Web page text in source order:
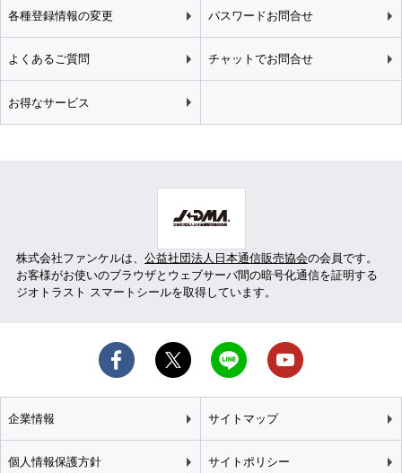
各種登録情報の変更 パスワードお問合せ
よくあるご質問 チャットでお問合せ
お得なサービス
株式会社ファンケルは、 公益社団法人日本通信販売協会の会員です。
お客様がお使いのブラウザとウェブサーバ間の暗号化通信を証明する
ジオトラスト スマートシールを取得しています。
企業情報 サイトマップ
個人情報保護方針 サイトポリシー